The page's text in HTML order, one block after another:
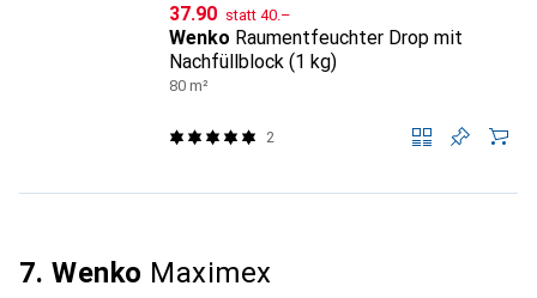
CHF
37.90 statt CHF
40.–
Wenko Raumentfeuchter Drop mit
Nachfüllblock (1 kg)
80 m²
2
7. Wenko Maximex